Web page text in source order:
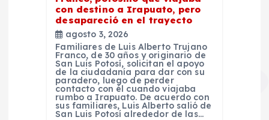
con destino a Irapuato, pero
desapareció en el trayecto
agosto 3, 2026
Familiares de Luis Alberto Trujano
Franco, de 30 años y originario de
San Luis Potosí, solicitan el apoyo
de la ciudadanía para dar con su
paradero, luego de perder
contacto con él cuando viajaba
rumbo a Irapuato. De acuerdo con
sus familiares, Luis Alberto salió de
San Luis Potosí alrededor de las…